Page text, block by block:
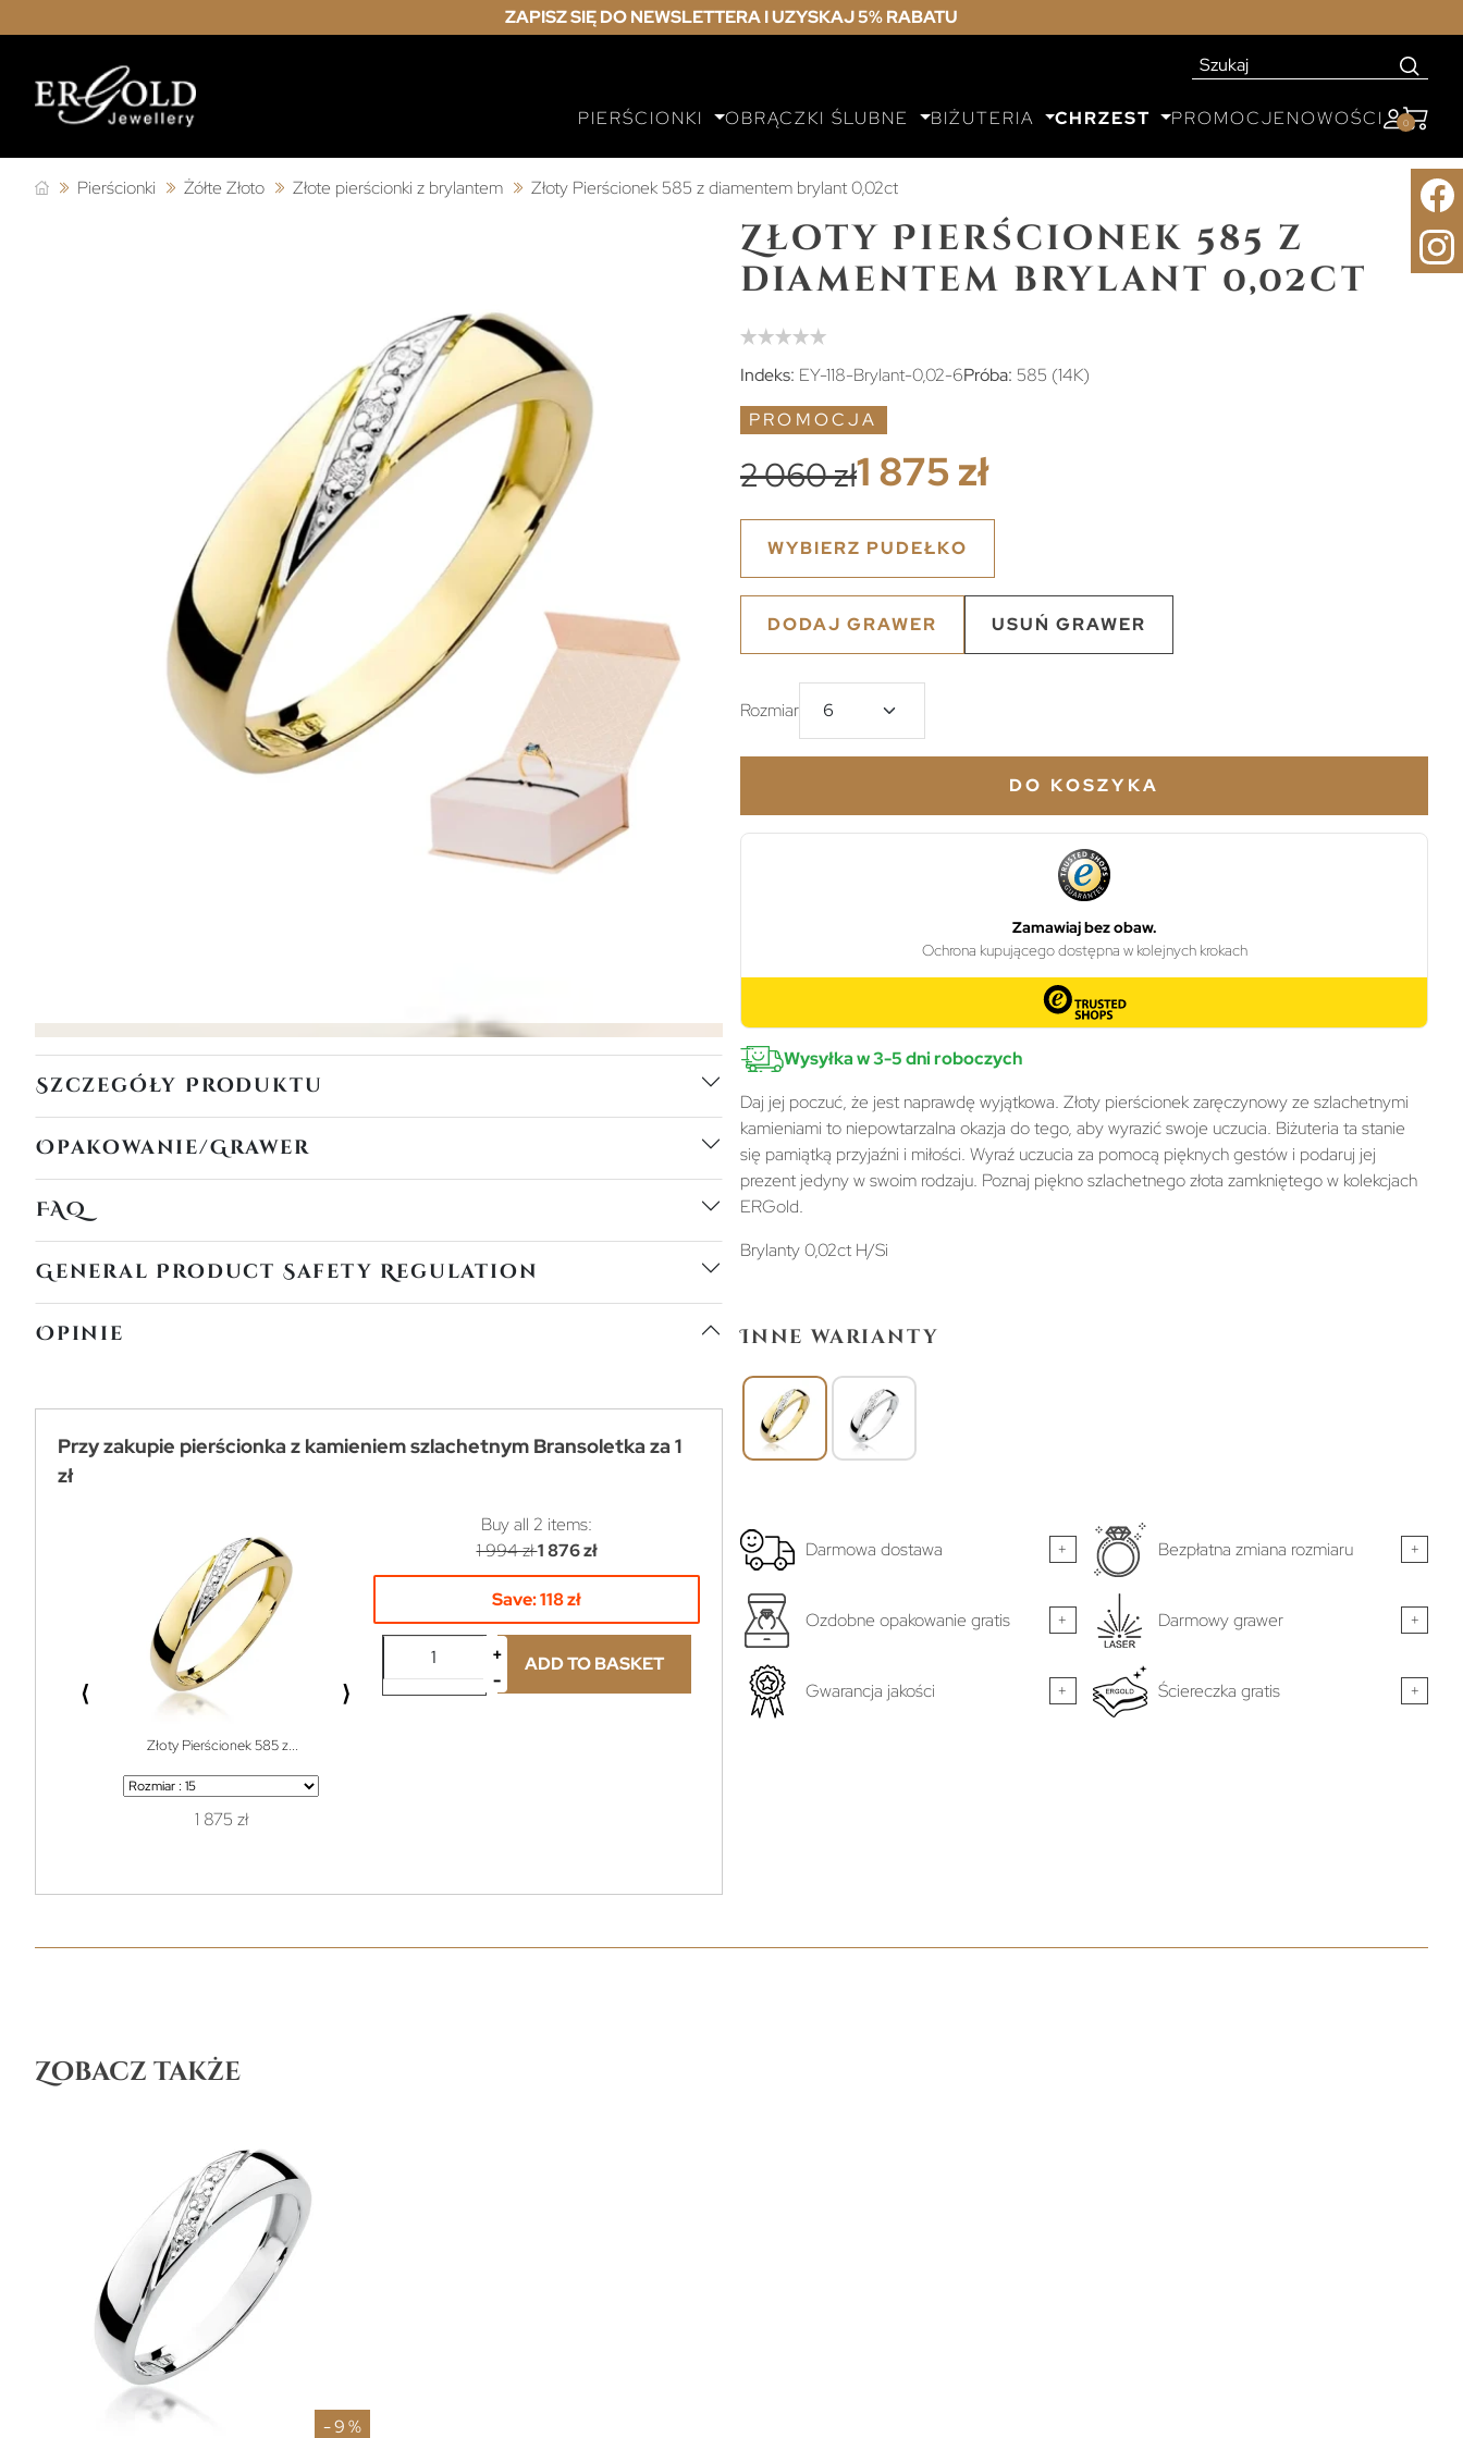
ZAPISZ SIĘ DO NEWSLETTERA I UZYSKAJ 5% RABATU
PIERŚCIONKI OBRĄCZKI ŚLUBNE BIŻUTERIA CHRZEST PROMOCJENOWOŚCI 0
Pierścionki Żółte Złoto Złote pierścionki z brylantem Złoty Pierścionek 585 z diamentem brylant 0,02ct
Szczegóły Produktu
Opakowanie/Grawer
FAQ
General Product Safety Regulation
Opinie
Przy zakupie pierścionka z kamieniem szlachetnym Bransoletka za 1
zł
⟨
Złoty Pierścionek 585 z...
1 875 zł
⟩
Buy all 2 items:
1 994 zł1 876 zł
Save:118 zł
ADD TO BASKET
Złoty Pierścionek 585 z
diamentem brylant 0,02ct
Indeks: EY-118-Brylant-0,02-6Próba: 585 (14K)
PROMOCJA
2 060 zł1 875 zł
WYBIERZ PUDEŁKO
DODAJ GRAWER USUŃ GRAWER
Rozmiar
DO KOSZYKA
Wysyłka w 3-5 dni roboczych
Daj jej poczuć, że jest naprawdę wyjątkowa. Złoty pierścionek zaręczynowy ze szlachetnymi
kamieniami to niepowtarzalna okazja do tego, aby wyrazić swoje uczucia. Biżuteria ta stanie
się pamiątką przyjaźni i miłości. Wyraź uczucia za pomocą pięknych gestów i podaruj jej
prezent jedyny w swoim rodzaju. Poznaj piękno szlachetnego złota zamkniętego w kolekcjach
ERGold.
Brylanty 0,02ct H/Si
Inne warianty
Darmowa dostawa + Bezpłatna zmiana rozmiaru +
Ozdobne opakowanie gratis + Darmowy grawer +
Gwarancja jakości + Ściereczka gratis +
Zobacz także
- 9 %